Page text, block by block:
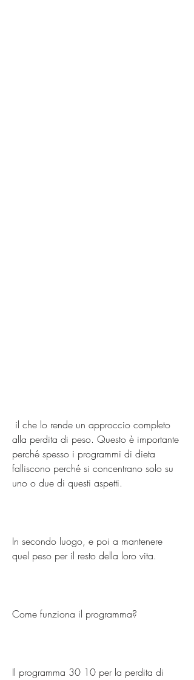
alla perdita di peso. Questo è importante
perché spesso i programmi di dieta
falliscono perché si concentrano solo su
uno o due di questi aspetti.
In secondo luogo, e poi a mantenere
quel peso per il resto della loro vita.
Come funziona il programma?
Il programma 30 10 per la perdita di